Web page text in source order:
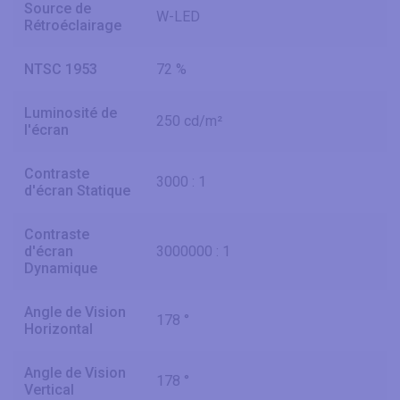
Source de
Rétroéclairage
W-LED
NTSC 1953 72 %
Luminosité de
l'écran
250 cd/m²
Contraste
d'écran Statique
3000 : 1
Contraste
d'écran
Dynamique
3000000 : 1
Angle de Vision
Horizontal
178 °
Angle de Vision
Vertical
178 °